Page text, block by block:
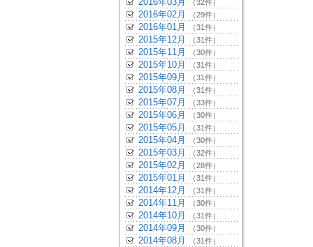
（32件）
2016年02月 （29件）
2016年01月 （31件）
2015年12月 （31件）
2015年11月 （30件）
2015年10月 （31件）
2015年09月 （31件）
2015年08月 （31件）
2015年07月 （33件）
2015年06月 （30件）
2015年05月 （31件）
2015年04月 （30件）
2015年03月 （32件）
2015年02月 （28件）
2015年01月 （31件）
2014年12月 （31件）
2014年11月 （30件）
2014年10月 （31件）
2014年09月 （30件）
2014年08月 （31件）